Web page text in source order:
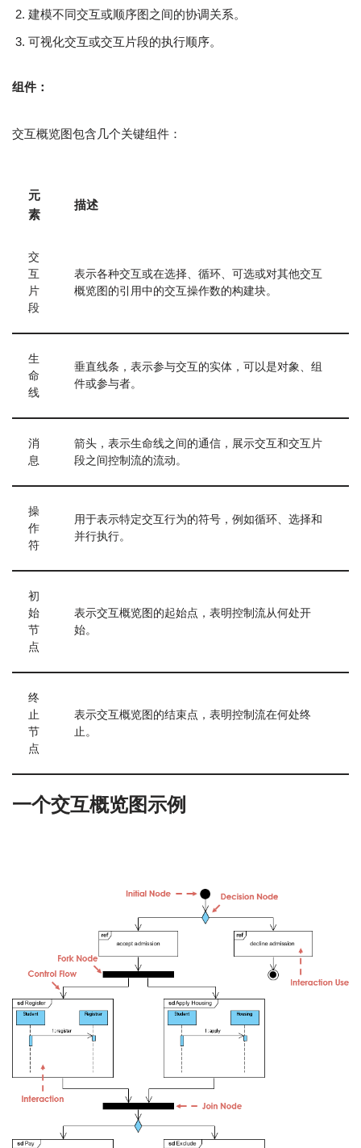
建模不同交互或顺序图之间的协调关系。
可视化交互或交互片段的执行顺序。
组件：
交互概览图包含几个关键组件：
元
素
描述
交
互
片
段
表示各种交互或在选择、循环、可选或对其他交互
概览图的引用中的交互操作数的构建块。
生
命
线
垂直线条，表示参与交互的实体，可以是对象、组
件或参与者。
消
息
箭头，表示生命线之间的通信，展示交互和交互片
段之间控制流的流动。
操
作
符
用于表示特定交互行为的符号，例如循环、选择和
并行执行。
初
始
节
点
表示交互概览图的起始点，表明控制流从何处开
始。
终
止
节
点
表示交互概览图的结束点，表明控制流在何处终
止。
一个交互概览图示例